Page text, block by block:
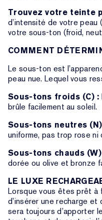
Trouvez votre teinte
d’intensité de votre
votre sous-ton (froid,
COMMENT
Le sous-ton est
peau nue. Lequel vous
Sous-tons froids (C) :
brûle facilement au soleil.
Sous-tons neutres
uniforme, pas trop rose ni
Sous-tons chauds
dorée ou olive et bronze
LE LUXE
Lorsque vous êtes prêt à
d’insérer une recharge
sera toujours d’apporter